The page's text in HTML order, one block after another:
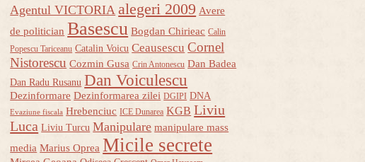
Agentul VICTORIA alegeri 2009 Avere
de politician Basescu Bogdan Chirieac Calin
Popescu Tariceanu Catalin Voicu Ceausescu Cornel
Nistorescu Cozmin Gusa Crin Antonescu Dan Badea
Dan Radu Rusanu Dan Voiculescu
Dezinformare Dezinformarea zilei DGIPI DNA
Evaziune fiscala Hrebenciuc ICE Dunarea KGB Liviu
Luca Liviu Turcu Manipulare manipulare mass
media Marius Oprea Micile secrete